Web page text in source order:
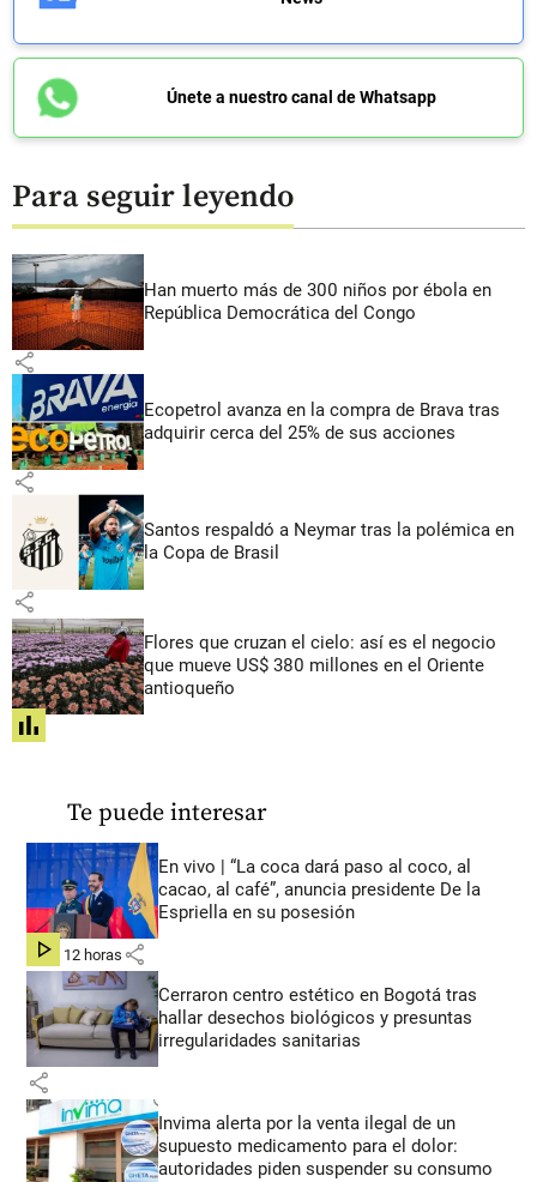
Únete a nuestro canal de Whatsapp
Para seguir leyendo
Han muerto más de 300 niños por ébola en
República Democrática del Congo
share
Ecopetrol avanza en la compra de Brava tras
adquirir cerca del 25% de sus acciones
share
Santos respaldó a Neymar tras la polémica en
la Copa de Brasil
share
Flores que cruzan el cielo: así es el negocio
que mueve US$ 380 millones en el Oriente
antioqueño
share
Te puede interesar
En vivo | “La coca dará paso al coco, al
cacao, al café”, anuncia presidente De la
Espriella en su posesión
hace 12 horas share
Cerraron centro estético en Bogotá tras
hallar desechos biológicos y presuntas
irregularidades sanitarias
share
Invima alerta por la venta ilegal de un
supuesto medicamento para el dolor:
autoridades piden suspender su consumo